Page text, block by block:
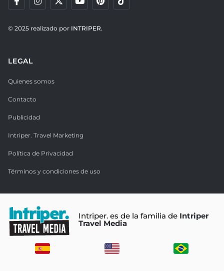
© 2025 realizado por INTRIPER.
LEGAL
Quienes somos
Contacto
Publicidad
Intriper. Travel Marketing
Política de Privacidad
Términos y condiciones de uso
Intriper. es de la familia de Intriper
Travel Media